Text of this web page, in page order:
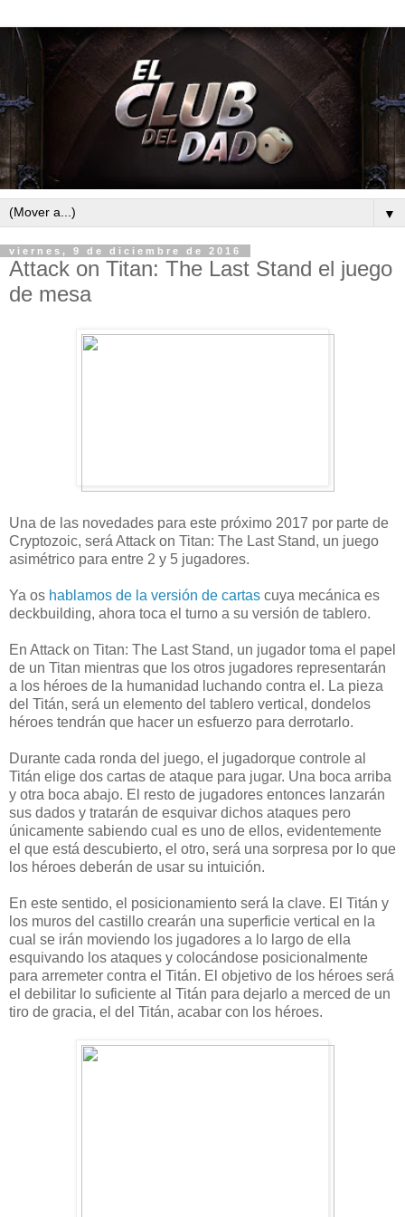
▼
viernes, 9 de diciembre de 2016
Attack on Titan: The Last Stand el juego
de mesa
Una de las novedades para este próximo 2017 por parte de
Cryptozoic, será Attack on Titan: The Last Stand, un juego
asimétrico para entre 2 y 5 jugadores.
Ya os hablamos de la versión de cartas cuya mecánica es
deckbuilding, ahora toca el turno a su versión de tablero.
En Attack on Titan: The Last Stand, un jugador toma el papel
de un Titan mientras que los otros jugadores representarán
a los héroes de la humanidad luchando contra el. La pieza
del Titán, será un elemento del tablero vertical, dondelos
héroes tendrán que hacer un esfuerzo para derrotarlo.
Durante cada ronda del juego, el jugadorque controle al
Titán elige dos cartas de ataque para jugar. Una boca arriba
y otra boca abajo. El resto de jugadores entonces lanzarán
sus dados y tratarán de esquivar dichos ataques pero
únicamente sabiendo cual es uno de ellos, evidentemente
el que está descubierto, el otro, será una sorpresa por lo que
los héroes deberán de usar su intuición.
En este sentido, el posicionamiento será la clave. El Titán y
los muros del castillo crearán una superficie vertical en la
cual se irán moviendo los jugadores a lo largo de ella
esquivando los ataques y colocándose posicionalmente
para arremeter contra el Titán. El objetivo de los héroes será
el debilitar lo suficiente al Titán para dejarlo a merced de un
tiro de gracia, el del Titán, acabar con los héroes.